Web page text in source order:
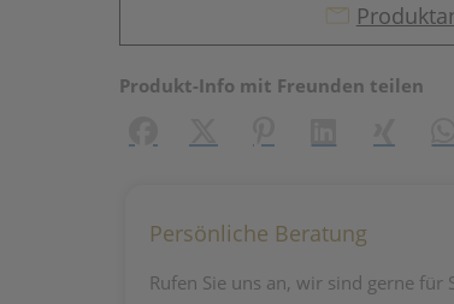
Produkt-Info mit Freunden teilen
Persönliche Beratung
Rufen Sie uns an, wir sind gerne für